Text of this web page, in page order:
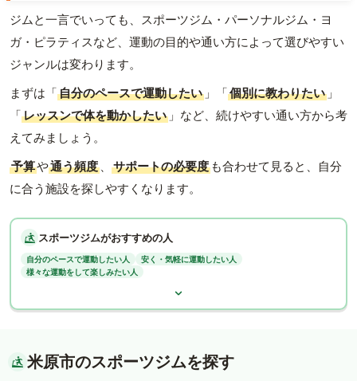
ジムと一言でいっても、スポーツジム・パーソナルジム・ヨ
ガ・ピラティスなど、運動の目的や通い方によって選びやすい
ジャンルは変わります。
まずは「自分のペースで運動したい 」「個別に教わりたい 」
「レッスンで体を動かしたい 」など、続けやすい通い方から考
えてみましょう。
予算や通う頻度 、 サポートの必要度 も合わせて見ると、自分
に合う施設を探しやすくなります。
スポーツジムがおすすめの人
自分のペースで運動したい人
安く・気軽に運動したい人
様々な運動をして楽しみたい人
米原市のスポーツジムを探す